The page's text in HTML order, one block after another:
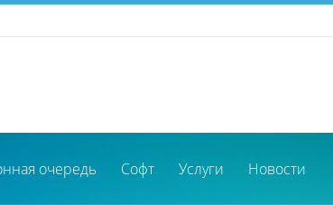
очередь Софт Услуги Новости